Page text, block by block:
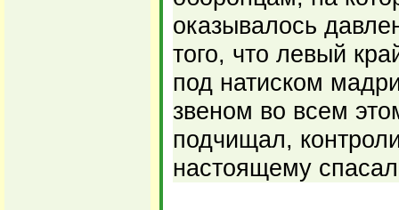
оказывалось
того, что левый
под натиском
звеном во всем
подчищал,
настоящему